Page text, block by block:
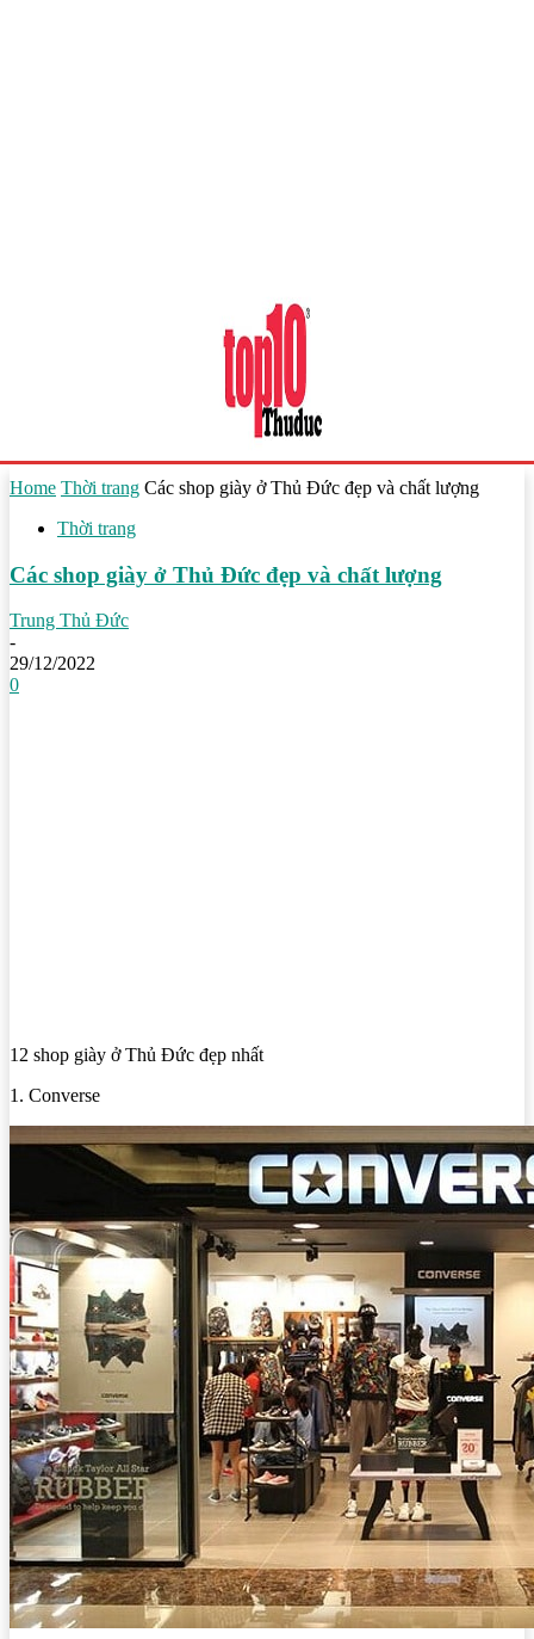
Home Thời trang Các shop giày ở Thủ Đức đẹp và chất lượng
Thời trang
Các shop giày ở Thủ Đức đẹp và chất lượng
Trung Thủ Đức
-
29/12/2022
0
12 shop giày ở Thủ Đức đẹp nhất
1. Converse